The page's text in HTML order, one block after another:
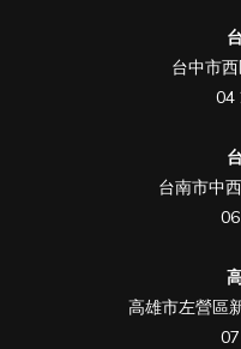
台中市
04
台南市中
高雄市左營區